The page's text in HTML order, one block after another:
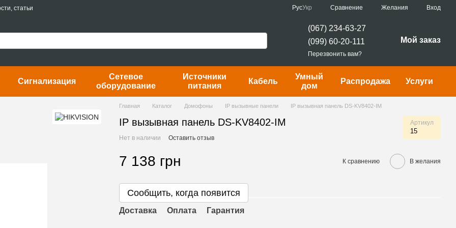
статьи РусУкр Сравнение Желания Вход
(067) 234-63-27
(099) 60-20-111
Перезвонить вам?
Мой заказ
Сигнализация
Сетевое
оборудование
Источники
питания
Кабель
Умный
дом
Распродажа Услуги
Главная Каталог Домофоны IP вызывные панели IP вызывная панель DS-KV8402-IM
IP вызывная панель DS-KV8402-IM Артикул
15
Нет в наличии Оставить отзыв
7 138 грн К сравнению В желания
Сообщить, когда появится
Доставка Оплата Гарантия